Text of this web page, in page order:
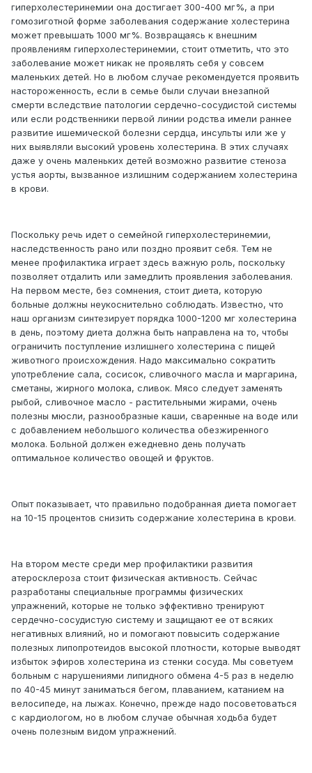
гиперхолестеринемии она достигает 300-400 мг%, а при
гомозиготной форме заболевания содержание холестерина
может превышать 1000 мг%. Возвращаясь к внешним
проявлениям гиперхолестеринемии, стоит отметить, что это
заболевание может никак не проявлять себя у совсем
маленьких детей. Но в любом случае рекомендуется проявить
настороженность, если в семье были случаи внезапной
смерти вследствие патологии сердечно-сосудистой системы
или если родственники первой линии родства имели раннее
развитие ишемической болезни сердца, инсульты или же у
них выявляли высокий уровень холестерина. В этих случаях
даже у очень маленьких детей возможно развитие стеноза
устья аорты, вызванное излишним содержанием холестерина
в крови.
Поскольку речь идет о семейной гиперхолестеринемии,
наследственность рано или поздно проявит себя. Тем не
менее профилактика играет здесь важную роль, поскольку
позволяет отдалить или замедлить проявления заболевания.
На первом месте, без сомнения, стоит диета, которую
больные должны неукоснительно соблюдать. Известно, что
наш организм синтезирует порядка 1000-1200 мг холестерина
в день, поэтому диета должна быть направлена на то, чтобы
ограничить поступление излишнего холестерина с пищей
животного происхождения. Надо максимально сократить
употребление сала, сосисок, сливочного масла и маргарина,
сметаны, жирного молока, сливок. Мясо следует заменять
рыбой, сливочное масло - растительными жирами, очень
полезны мюсли, разнообразные каши, сваренные на воде или
с добавлением небольшого количества обезжиренного
молока. Больной должен ежедневно день получать
оптимальное количество овощей и фруктов.
Опыт показывает, что правильно подобранная диета помогает
на 10-15 процентов снизить содержание холестерина в крови.
На втором месте среди мер профилактики развития
атеросклероза стоит физическая активность. Сейчас
разработаны специальные программы физических
упражнений, которые не только эффективно тренируют
сердечно-сосудистую систему и защищают ее от всяких
негативных влияний, но и помогают повысить содержание
полезных липопротеидов высокой плотности, которые выводят
избыток эфиров холестерина из стенки сосуда. Мы советуем
больным с нарушениями липидного обмена 4-5 раз в неделю
по 40-45 минут заниматься бегом, плаванием, катанием на
велосипеде, на лыжах. Конечно, прежде надо посоветоваться
с кардиологом, но в любом случае обычная ходьба будет
очень полезным видом упражнений.